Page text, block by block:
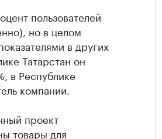
пользователей
но в целом
в других
Татарстан он
в Республике
компании.
проект
товары для